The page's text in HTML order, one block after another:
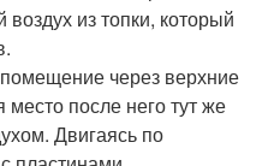
воздух из топки, который
через верхние
после него тут же
Двигаясь по